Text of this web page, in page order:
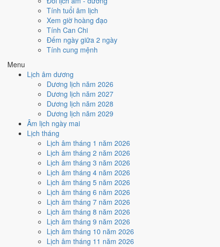
Tính tuổi âm lịch
Xem giờ hoàng đạo
Tính Can Chi
Đếm ngày giữa 2 ngày
Tính cung mệnh
Menu
Lịch âm dương
Dương lịch năm 2026
Dương lịch năm 2027
Dương lịch năm 2028
Dương lịch năm 2029
Âm lịch ngày mai
Lịch tháng
Lịch âm tháng 1 năm 2026
Lịch âm tháng 2 năm 2026
Lịch âm tháng 3 năm 2026
Lịch âm tháng 4 năm 2026
Lịch âm tháng 5 năm 2026
Lịch âm tháng 6 năm 2026
Lịch âm tháng 7 năm 2026
Lịch âm tháng 8 năm 2026
Lịch âm tháng 9 năm 2026
Lịch âm tháng 10 năm 2026
Lịch âm tháng 11 năm 2026
Cách tính ngày tốt
Khai trương - mở cửa hàng
Tốt
Khai trương - mở cửa hàng hôm nay ở
Ngày Hoàng Đạo.
🤝
Ký hợp đồng - giao ước
8
/10Rất tốt
Ký hợp đồng - giao ước hôm nay ở
Sao Giác và Ngày Hoàng Đạo
Cách tính ngày tốt
🏗️ Động thổ - khởi công
6
/10Tốt
Động thổ - khởi công hôm nay ởmức tốt (6/10)
Hoàng Đạo.
Cách tính ngày tốt
Nhập trạch - vào nhà mới
Tốt
Nhập trạch - vào nhà mới hôm nay ở
Ngày Hoàng Đạo.
Cách tính ngày tốt
Mua xe - tậu xe
Tốt